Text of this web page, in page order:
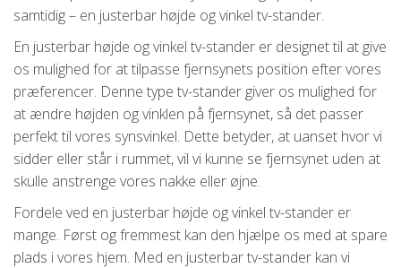
samtidig – en justerbar højde og vinkel tv-stander.
En justerbar højde og vinkel tv-stander er designet til at give
os mulighed for at tilpasse fjernsynets position efter vores
præferencer. Denne type tv-stander giver os mulighed for
at ændre højden og vinklen på fjernsynet, så det passer
perfekt til vores synsvinkel. Dette betyder, at uanset hvor vi
sidder eller står i rummet, vil vi kunne se fjernsynet uden at
skulle anstrenge vores nakke eller øjne.
Fordele ved en justerbar højde og vinkel tv-stander er
mange. Først og fremmest kan den hjælpe os med at spare
plads i vores hjem. Med en justerbar tv-stander kan vi